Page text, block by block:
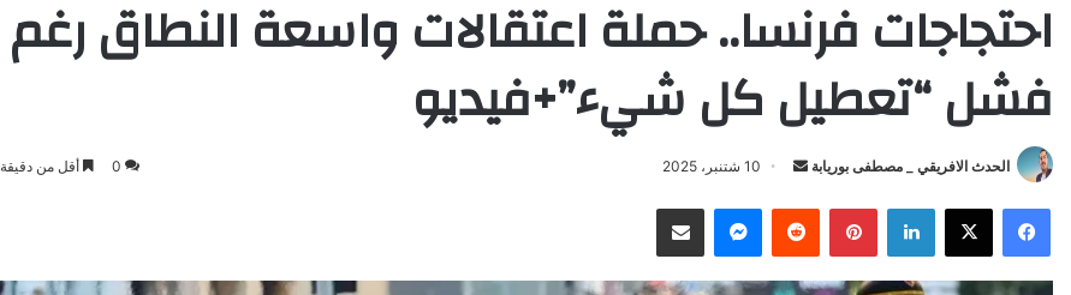
احتجاجات فرنسا.. حملة اعتقالات واسعة النطاق رغم
فشل “تعطيل كل شيء”+فيديو
الحدث الافريقي _ مصطفى بوريابة
Send
email
10 شتنبر، 2025 0 أقل من دقيقة
Facebook
X
LinkedIn
Pinterest
Reddit
Messengerانشر عبر البريد الإلكتروني